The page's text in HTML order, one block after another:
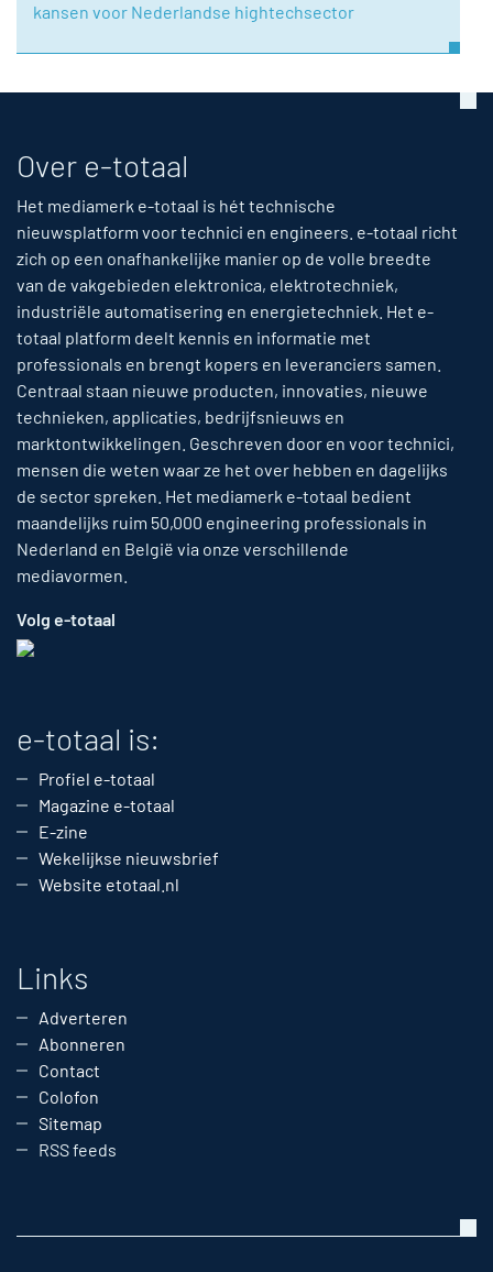
kansen voor Nederlandse hightechsector
Over e-totaal
Het mediamerk e-totaal is hét technische
nieuwsplatform voor technici en engineers. e-totaal richt
zich op een onafhankelijke manier op de volle breedte
van de vakgebieden elektronica, elektrotechniek,
industriële automatisering en energietechniek. Het e-
totaal platform deelt kennis en informatie met
professionals en brengt kopers en leveranciers samen.
Centraal staan nieuwe producten, innovaties, nieuwe
technieken, applicaties, bedrijfsnieuws en
marktontwikkelingen. Geschreven door en voor technici,
mensen die weten waar ze het over hebben en dagelijks
de sector spreken. Het mediamerk e-totaal bedient
maandelijks ruim 50,000 engineering professionals in
Nederland en België via onze verschillende
mediavormen.
Volg e-totaal
e-totaal is:
Profiel e-totaal
Magazine e-totaal
E-zine
Wekelijkse nieuwsbrief
Website etotaal.nl
Links
Adverteren
Abonneren
Contact
Colofon
Sitemap
RSS feeds